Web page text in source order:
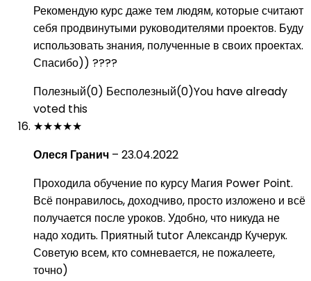
Рекомендую курс даже тем людям, которые считают
себя продвинутыми руководителями проектов. Буду
использовать знания, полученные в своих проектах.
Спасибо)) ????
Полезный(0) Бесполезный(0)You have already
voted this
★★★★★
Олеся Гранич – 23.04.2022
Проходила обучение по курсу Магия Power Point.
Всё понравилось, доходчиво, просто изложено и всё
получается после уроков. Удобно, что никуда не
надо ходить. Приятный tutor Александр Кучерук.
Советую всем, кто сомневается, не пожалеете,
точно)